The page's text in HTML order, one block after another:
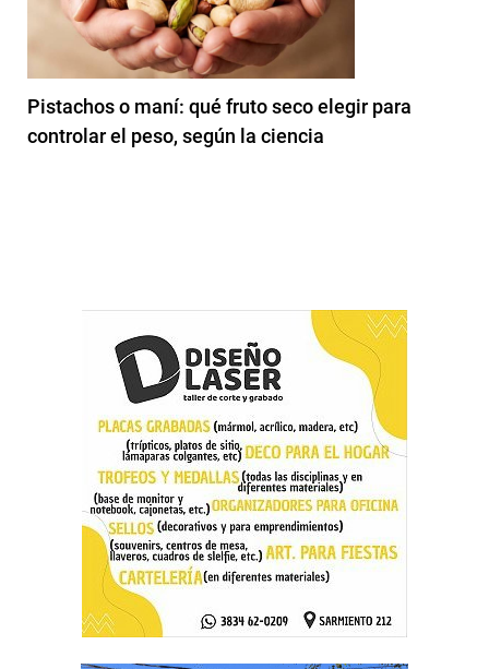
Pistachos o maní: qué fruto seco elegir para
controlar el peso, según la ciencia